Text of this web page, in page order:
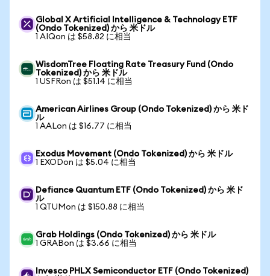
Global X Artificial Intelligence & Technology ETF
(Ondo Tokenized) から 米ドル
1 AIQon は $58.82 に相当
WisdomTree Floating Rate Treasury Fund (Ondo
Tokenized) から 米ドル
1 USFRon は $51.14 に相当
American Airlines Group (Ondo Tokenized) から 米ド
ル
1 AALon は $16.77 に相当
Exodus Movement (Ondo Tokenized) から 米ドル
1 EXODon は $5.04 に相当
Defiance Quantum ETF (Ondo Tokenized) から 米ド
ル
1 QTUMon は $150.88 に相当
Grab Holdings (Ondo Tokenized) から 米ドル
1 GRABon は $3.66 に相当
Invesco PHLX Semiconductor ETF (Ondo Tokenized)